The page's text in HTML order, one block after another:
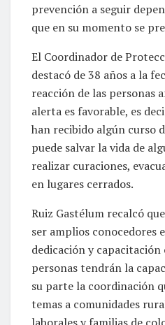
prevención a seguir
que en su momento se
El Coordinador de
destacó de 38 años a la
reacción de las personas
alerta es favorable, es
han recibido algún curso
puede salvar la vida de
realizar curaciones,
en lugares cerrados.
Ruiz Gastélum recalcó
ser amplios conocedores
dedicación y
personas tendrán la
su parte la coordinación
temas a comunidades